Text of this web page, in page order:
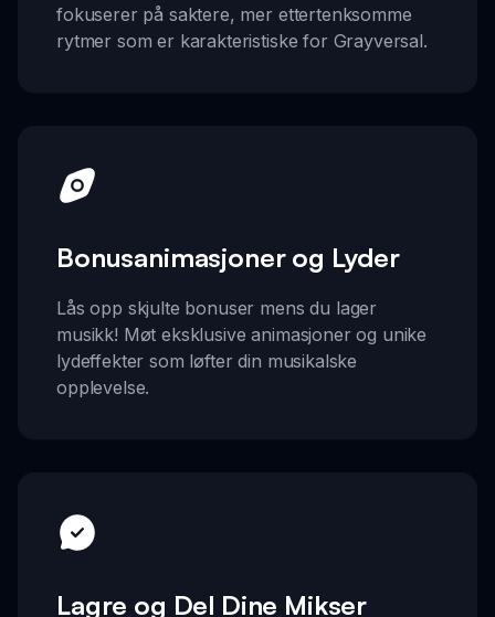
fokuserer på saktere, mer ettertenksomme
rytmer som er karakteristiske for Grayversal.
Bonusanimasjoner og Lyder
Lås opp skjulte bonuser mens du lager
musikk! Møt eksklusive animasjoner og unike
lydeffekter som løfter din musikalske
opplevelse.
Lagre og Del Dine Mikser